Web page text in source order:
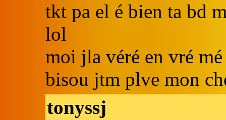
tkt pa el é bien ta bd
lol
moi jla véré en vré
bisou jtm plve mon
tonyssj